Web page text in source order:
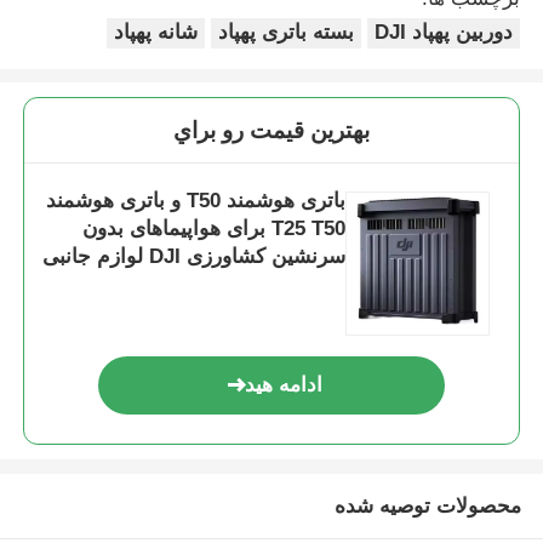
با ما تماس بگیرید
دوربین پهپاد DJI
بسته باتری پهپاد شانه پهپاد
بهترين قيمت رو براي
باتری هوشمند T50 و باتری هوشمند
T25 T50 برای هواپیماهای بدون
سرنشین کشاورزی DJI لوازم جانبی
ادامه هید
محصولات توصیه شده